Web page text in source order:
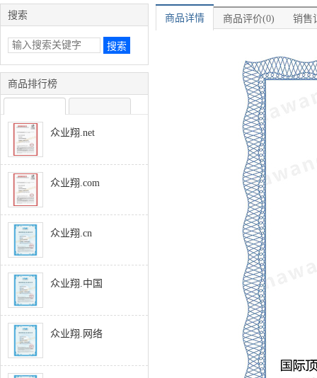
搜索
商品排行榜
众业翔.net
众业翔.com
众业翔.cn
众业翔.中国
众业翔.网络
商品详情 商品评价(0) 销售